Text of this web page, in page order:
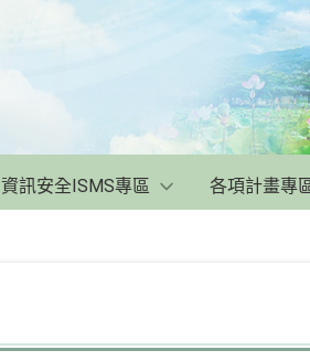
資訊安全ISMS專區 各項計畫專